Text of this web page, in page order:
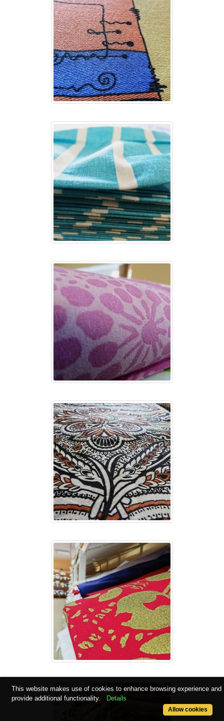
This website makes use of cookies to enhance browsing experience and
provide additional functionality.
Details
Allow cookies